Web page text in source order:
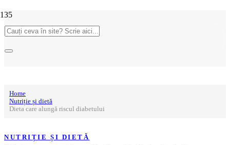
Home
Nutriție și dietă
Dieta care alungă riscul diabetului
NUTRIȚIE ȘI DIETĂ